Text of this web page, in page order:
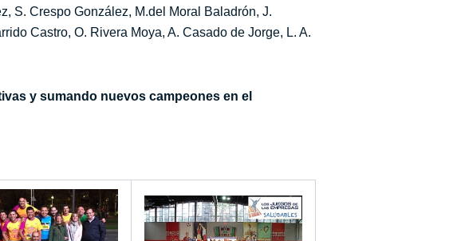
S. Crespo González, M.del Moral Baladrón, J.
Castro, O. Rivera Moya, A. Casado de Jorge, L. A.
y sumando nuevos campeones en el